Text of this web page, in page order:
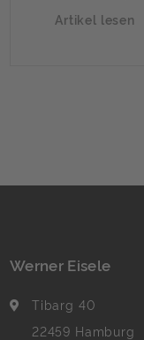
Artikel lesen
Werner Eisele
Tibarg 40
22459 Hamburg